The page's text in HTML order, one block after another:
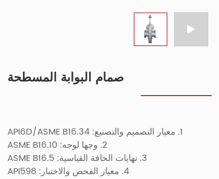
صمام البوابة المسطحة
1. معيار التصميم والتصنيع: API6D/ASME B16.34
2. وجها لوجه: ASME B16.10
3. نهايات الحافة القياسية: ASME B16.5
4. معيار الفحص والاختبار: API598